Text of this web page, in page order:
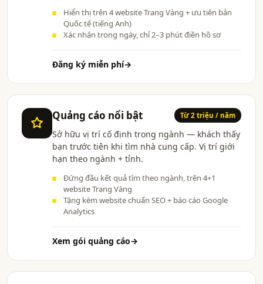
Hiển thị trên 4 website Trang Vàng + ưu tiên bản
Quốc tế (tiếng Anh)
Xác nhận trong ngày, chỉ 2–3 phút điền hồ sơ
Đăng ký miễn phí→
Quảng cáo nổi bật Từ 2 triệu / năm
Sở hữu vị trí cố định trong ngành — khách thấy
bạn trước tiên khi tìm nhà cung cấp. Vị trí giới
hạn theo ngành + tỉnh.
Đứng đầu kết quả tìm theo ngành, trên 4+1
website Trang Vàng
Tặng kèm website chuẩn SEO + báo cáo Google
Analytics
Xem gói quảng cáo→